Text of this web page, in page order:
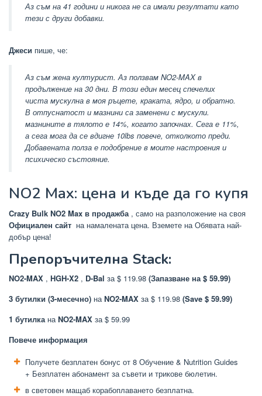
Аз съм на 41 години и никога не са имали резултати като
тези с други добавки.
Джеси пише, че:
Аз съм жена културист. Аз ползвам NO2-MAX в
продължение на 30 дни. В този един месец спечелих
чиста мускулна в моя ръцете, краката, ядро, и обратно.
В отпуснатост и мазнини са заменени с мускули.
мазнините в тялото е 14%, когато започнах. Сега е 11%,
а сега мога да се вдигне 10lbs повече, отколкото преди.
Добавената полза е подобрение в моите настроения и
психическо състояние.
NO2 Max: цена и къде да го купя
Crazy Bulk NO2 Max в продажба, само на разположение на своя
Официален сайт на намалената цена. Вземете на Обявата най-
добър цена!
Препоръчителна Stack:
NO2-MAX , HGH-X2 , D-Bal за $ 119.98 (Запазване на $ 59.99)
3 бутилки (3-месечно) наNO2-MAX за $ 119.98 (Save $ 59.99)
1 бутилканаNO2-MAX за $ 59.99
Повече информация
Получете безплатен бонус от 8 Обучение & Nutrition Guides
+ Безплатен абонамент за съвети и трикове бюлетин.
в световен мащаб корабоплаването безплатна.